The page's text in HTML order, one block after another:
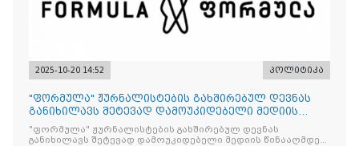
2025-10-20 14:52 პოლიტიკა
"ფორმულა" ჟურნალისტების გახშირებულ დევნას
განიხილავს შეტევად დამოუკიდებელი მედიის
წინააღმდ
"ფორმულა" ჟურნალისტების გახშირებულ დევნას
განიხილავს შეტევად დამოუკიდებელი მედიის წინააღმდეგ,